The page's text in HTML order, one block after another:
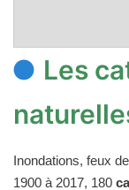
Les
Inondations, feux
1900 à 2017, 180